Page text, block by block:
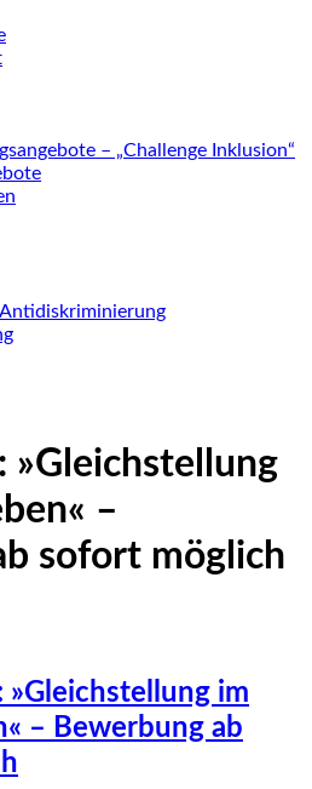
– „Challenge Inklusion“
»Gleichstellung
–
sofort möglich
»Gleichstellung im
– Bewerbung ab